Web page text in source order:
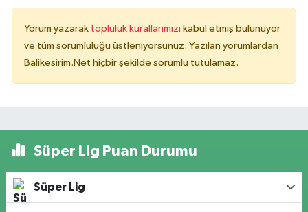
Yorum yazarak topluluk kurallarımızı kabul etmiş bulunuyor
ve tüm sorumluluğu üstleniyorsunuz. Yazılan yorumlardan
Balikesirim.Net hiçbir şekilde sorumlu tutulamaz.
Süper Lig Puan Durumu
Süper Lig